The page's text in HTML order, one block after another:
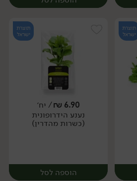
יח׳
תוצרת
ישראל
תוצרת
ישראל
6.90
₪/ יח׳
נענע הידרופונית
(כשרות מהדרין)
הוספה לסל